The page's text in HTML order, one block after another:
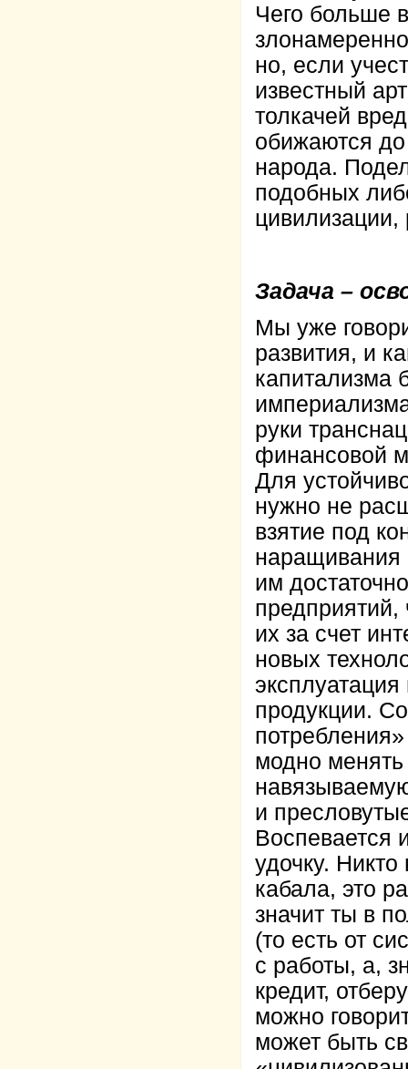
Чего больше
но, если
известный
толкачей
обижаются
народа.
подобных
цивилизации,
Задача –
Мы уже
развития, и
руки
финансовой
Для
нужно не
взятие под
наращивания
им
их за счет
новых
продукции.
модно
и
Воспевается
удочку.
кабала, это
значит ты в
(то есть от
с работы, а,
кредит,
можно
может быть